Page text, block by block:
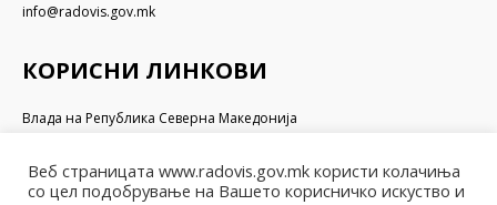
info@radovis.gov.mk
КОРИСНИ ЛИНКОВИ
Влада на Република Северна Македонија
Министерство за финансии
Министерство за транспорт и врски
Веб страницата www.radovis.gov.mk користи колачиња
со цел подобрување на Вашето корисничко искуство и